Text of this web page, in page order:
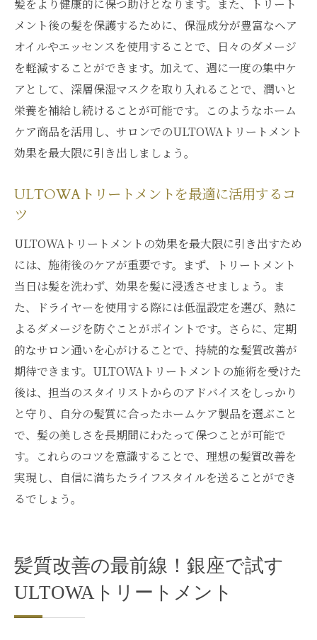
髪をより健康的に保つ助けとなります。また、トリート
メント後の髪を保護するために、保湿成分が豊富なヘア
オイルやエッセンスを使用することで、日々のダメージ
を軽減することができます。加えて、週に一度の集中ケ
アとして、深層保湿マスクを取り入れることで、潤いと
栄養を補給し続けることが可能です。このようなホーム
ケア商品を活用し、サロンでのULTOWAトリートメント
効果を最大限に引き出しましょう。
ULTOWAトリートメントを最適に活用するコ
ツ
ULTOWAトリートメントの効果を最大限に引き出すため
には、施術後のケアが重要です。まず、トリートメント
当日は髪を洗わず、効果を髪に浸透させましょう。ま
た、ドライヤーを使用する際には低温設定を選び、熱に
よるダメージを防ぐことがポイントです。さらに、定期
的なサロン通いを心がけることで、持続的な髪質改善が
期待できます。ULTOWAトリートメントの施術を受けた
後は、担当のスタイリストからのアドバイスをしっかり
と守り、自分の髪質に合ったホームケア製品を選ぶこと
で、髪の美しさを長期間にわたって保つことが可能で
す。これらのコツを意識することで、理想の髪質改善を
実現し、自信に満ちたライフスタイルを送ることができ
るでしょう。
髪質改善の最前線！銀座で試す
ULTOWAトリートメント